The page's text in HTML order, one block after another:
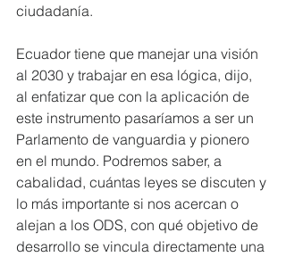
ciudadanía.
Ecuador tiene que manejar una visión
al 2030 y trabajar en esa lógica, dijo,
al enfatizar que con la aplicación de
este instrumento pasaríamos a ser un
Parlamento de vanguardia y pionero
en el mundo. Podremos saber, a
cabalidad, cuántas leyes se discuten y
lo más importante si nos acercan o
alejan a los ODS, con qué objetivo de
desarrollo se vincula directamente una